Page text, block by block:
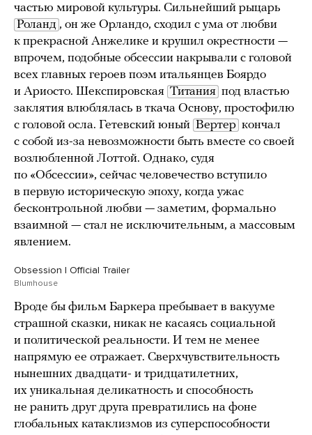
частью мировой культуры. Сильнейший рыцарь
Роланд , он же Орландо, сходил с ума от любви
к прекрасной Анжелике и крушил окрестности —
впрочем, подобные обсессии накрывали с головой
всех главных героев поэм итальянцев Боярдо
и Ариосто. Шекспировская Титания под властью
заклятия влюблялась в ткача Основу, простофилю
с головой осла. Гетевский юный Вертер кончал
с собой из-за невозможности быть вместе со своей
возлюбленной Лоттой. Однако, судя
по «Обсессии», сейчас человечество вступило
в первую историческую эпоху, когда ужас
бесконтрольной любви — заметим, формально
взаимной — стал не исключительным, а массовым
явлением.
Obsession | Official Trailer
Blumhouse
Вроде бы фильм Баркера пребывает в вакууме
страшной сказки, никак не касаясь социальной
и политической реальности. И тем не менее
напрямую ее отражает. Сверхчувствительность
нынешних двадцати- и тридцатилетних,
их уникальная деликатность и способность
не ранить друг друга превратились на фоне
глобальных катаклизмов из суперспособности